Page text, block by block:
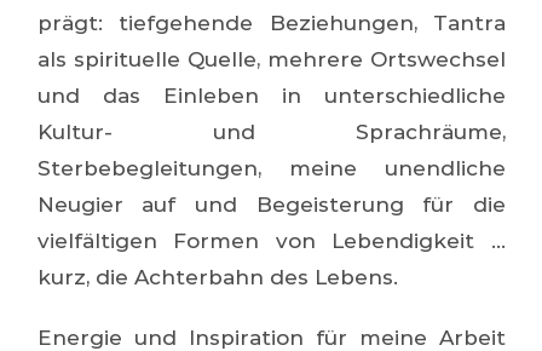
prägt: tiefgehende Beziehungen, Tantra
als spirituelle Quelle, mehrere Ortswechsel
und das Einleben in unterschiedliche
Kultur- und Sprachräume,
Sterbebegleitungen, meine unendliche
Neugier auf und Begeisterung für die
vielfältigen Formen von Lebendigkeit …
kurz, die Achterbahn des Lebens.
Energie und Inspiration für meine Arbeit